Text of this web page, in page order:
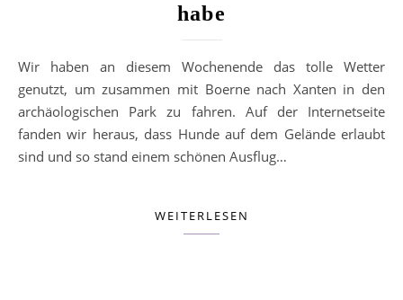
habe
Wir haben an diesem Wochenende das tolle Wetter
genutzt, um zusammen mit Boerne nach Xanten in den
archäologischen Park zu fahren. Auf der Internetseite
fanden wir heraus, dass Hunde auf dem Gelände erlaubt
sind und so stand einem schönen Ausflug…
WEITERLESEN